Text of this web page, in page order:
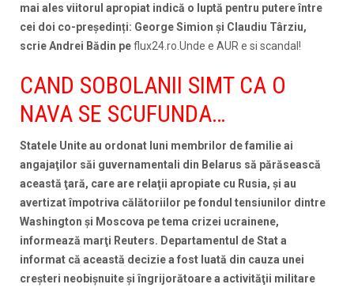
mai ales viitorul apropiat indică o luptă pentru putere între
cei doi co-președinți: George Simion și Claudiu Târziu,
scrie Andrei Bădin peflux24.ro.Unde e AUR e si scandal!
CAND SOBOLANII SIMT CA O
NAVA SE SCUFUNDA…
Statele Unite au ordonat luni membrilor de familie ai
angajaţilor săi guvernamentali din Belarus să părăsească
această ţară, care are relaţii apropiate cu Rusia, şi au
avertizat împotriva călătoriilor pe fondul tensiunilor dintre
Washington şi Moscova pe tema crizei ucrainene,
informează marţi Reuters. Departamentul de Stat a
informat că această decizie a fost luată din cauza unei
creşteri neobişnuite şi îngrijorătoare a activităţii militare